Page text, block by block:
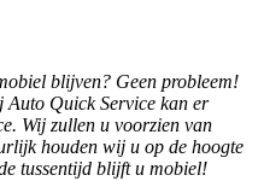
blijven? Geen probleem!
Auto Quick Service kan er
Wij zullen u voorzien van
houden wij u op de hoogte
tussentijd blijft u mobiel!